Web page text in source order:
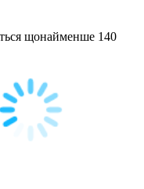
щонайменше 140